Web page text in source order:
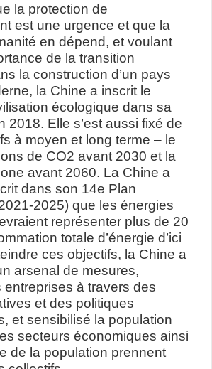
la protection de
est une urgence et que la
en dépend, et voulant
de la transition
la construction d’un pays
la Chine a inscrit le
écologique dans sa
2018. Elle s’est aussi fixé de
à moyen et long terme – le
de CO2 avant 2030 et la
avant 2060. La Chine a
dans son 14e Plan
2025) que les énergies
représenter plus de 20
totale d’énergie d’ici
ces objectifs, la Chine a
arsenal de mesures,
à travers des
et des politiques
et sensibilisé la population
secteurs économiques ainsi
de la population prennent